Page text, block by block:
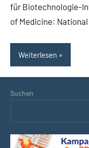
für Biotechnologie-
of Medicine:
Weiterlesen
Suchen